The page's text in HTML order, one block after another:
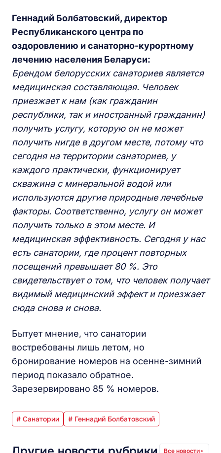
Геннадий Болбатовский, директор
Республиканского центра по
оздоровлению и санаторно-курортному
лечению населения Беларуси:
Брендом белорусских санаториев является
медицинская составляющая. Человек
приезжает к нам (как гражданин
республики, так и иностранный гражданин)
получить услугу, которую он не может
получить нигде в другом месте, потому что
сегодня на территории санаториев, у
каждого практически, функционирует
скважина с минеральной водой или
используются другие природные лечебные
факторы. Соответственно, услугу он может
получить только в этом месте. И
медицинская эффективность. Сегодня у нас
есть санатории, где процент повторных
посещений превышает 80 %. Это
свидетельствует о том, что человек получает
видимый медицинский эффект и приезжает
сюда снова и снова.
Бытует мнение, что санатории
востребованы лишь летом, но
бронирование номеров на осенне-зимний
период показало обратное.
Зарезервировано 85 % номеров.
# Санатории # Геннадий Болбатовский
Все новости